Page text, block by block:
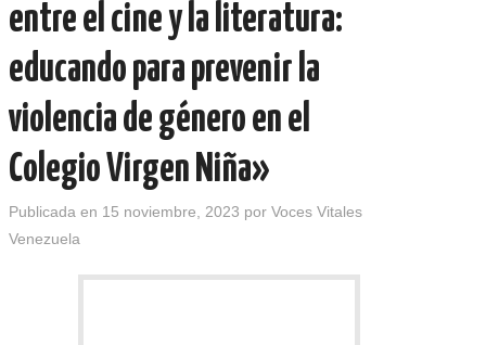
entre el cine y la literatura:
educando para prevenir la
violencia de género en el
Colegio Virgen Niña»
Publicada en 15 noviembre, 2023 por Voces Vitales
Venezuela